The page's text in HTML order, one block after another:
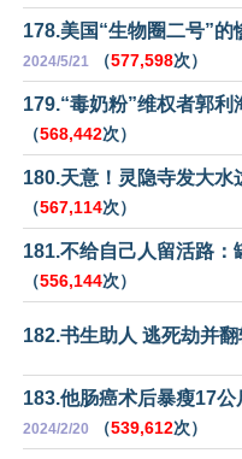
178.美国“生物圈二号”的
2024/5/21 （577,598次）
179.“毒奶粉”维权者郭利
（568,442次）
180.天意！灵隐寺发大水
（567,114次）
181.不给自己人留活路：
（556,144次）
182.书生助人 逃死劫并
183.他肠癌术后暴瘦17
2024/2/20 （539,612次）